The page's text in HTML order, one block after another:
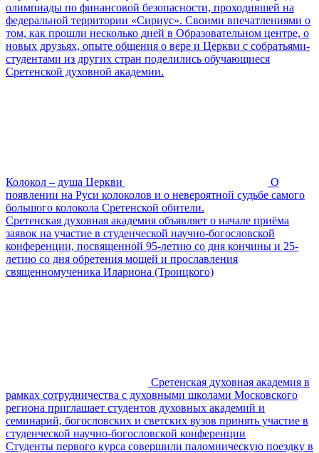
олимпиады по финансовой безопасности, проходившей на
федеральной территории «Сириус». Своими впечатлениями о
том, как прошли несколько дней в Образовательном центре, о
новых друзьях, опыте общения о вере и Церкви с собратьями-
студентами из других стран поделились обучающиеся
Сретенской духовной академии.
Колокол – душа Церкви
О
появлении на Руси колоколов и о невероятной судьбе самого
большого колокола Сретенской обители.
Сретенская духовная академия объявляет о начале приёма
заявок на участие в студенческой научно-богословской
конференции, посвященной 95-летию со дня кончины и 25-
летию со дня обретения мощей и прославления
священномученика Илариона (Троицкого)
Сретенская духовная академия в
рамках сотрудничества с духовными школами Московского
региона приглашает студентов духовных академий и
семинарий, богословских и светских вузов принять участие в
студенческой научно-богословской конференции
Студенты первого курса совершили паломническую поездку в